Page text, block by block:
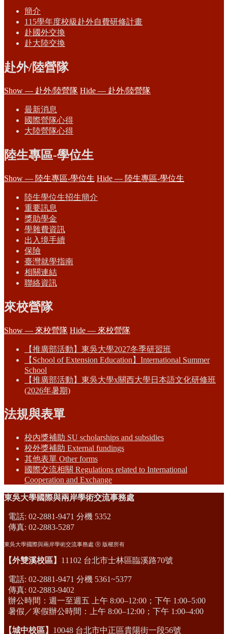
簡介
115學年度校級赴外自費研修計畫
赴國外交換
赴大陸交換
赴外/陸營隊
Show — 赴外/陸營隊 Hide — 赴外/陸營隊
最新消息
國際營隊心得
大陸營隊心得
陸生專區-學位生
Show — 陸生專區-學位生 Hide — 陸生專區-學位生
陸生學位生招生簡介
重要訊息
獎助學金
學雜費資訊
出入境手續
保險
臺灣就學指南
相關連結
聯絡資訊
來校營隊
Show — 來校營隊 Hide — 來校營隊
【推廣部活動】東吳大學2027冬季研習班
【School of Extension Education】International Summer
School
【推廣部活動】東吳大學x關西大學日本語文化研修班
(2026年暑期)
法規與表單
校內獎補助 SU scholarships and subsidies
校外獎補助 External fundings
其他表單 Other forms
國際交流相關 Regulations related to International
Cooperation and Exchange
東吳大學國際與兩岸學術交流事務處
電話: 02-2881-9471 分機 5352
傳真: 02-2883-5287
東吳大學國際與兩岸學術交流事務處 Ⓡ 版權所有
【外雙溪校區】 11102 台北市士林區臨溪路70號
電話: 02-2881-9471 分機 5361~5377
傳真: 02-2883-9402
辦公時間：週一至週五 上午 8:00–12:00；下午 1:00–5:00
暑假／寒假辦公時間：上午 8:00–12:00；下午 1:00–4:00
【城中校區】 10048 台北市中正區貴陽街一段56號